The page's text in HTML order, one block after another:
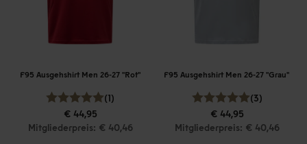
F95 Ausgehshirt Men 26-27 "Rot"
(1)
€ 44,95
Mitgliederpreis: € 40,46
F95 Ausgehshirt Men 26-27 "Grau"
(3)
€ 44,95
Mitgliederpreis: € 40,46